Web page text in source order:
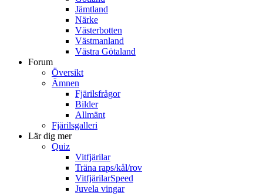
Jämtland
Närke
Västerbotten
Västmanland
Västra Götaland
Forum
Översikt
Ämnen
Fjärilsfrågor
Bilder
Allmänt
Fjärilsgalleri
Lär dig mer
Quiz
Vitfjärilar
Träna raps/kål/rov
VitfjärilarSpeed
Juvela vingar